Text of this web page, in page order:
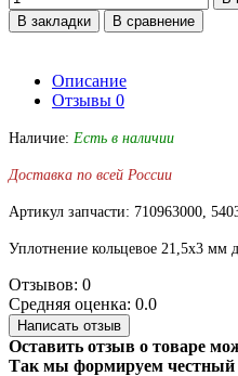
В закладки
В сравнение
Описание
Отзывы 0
Наличие: Есть в наличии
Доставка по всей России
Артикул запчасти: 710963000,
Уплотнение кольцевое 21,5х3 мм
Отзывов: 0
Средняя оценка: 0.0
Написать отзыв
Оставить отзыв о товаре
Так мы формируем честный